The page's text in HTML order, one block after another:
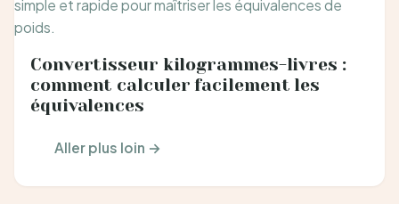
Convertisseur kilogrammes-livres :
comment calculer facilement les
équivalences
Aller plus loin →